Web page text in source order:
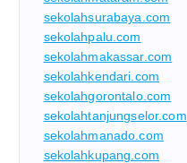
sekolahsurabaya.com
sekolahpalu.com
sekolahmakassar.com
sekolahkendari.com
sekolahgorontalo.com
sekolahtanjungselor.com
sekolahmanado.com
sekolahkupang.com